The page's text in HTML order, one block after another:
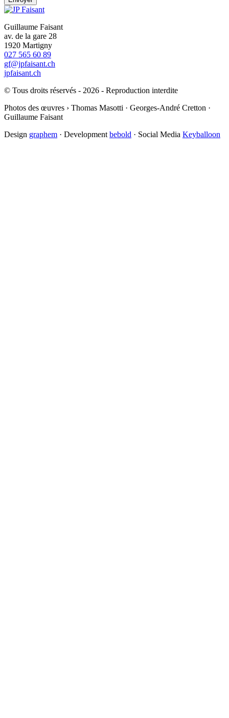
Guillaume Faisant
av. de la gare 28
1920 Martigny
027 565 60 89
gf@jpfaisant.ch
jpfaisant.ch
© Tous droits réservés - 2026 - Reproduction interdite
Photos des œuvres › Thomas Masotti · Georges-André Cretton ·
Guillaume Faisant
Design graphem · Development bebold · Social Media Keyballoon